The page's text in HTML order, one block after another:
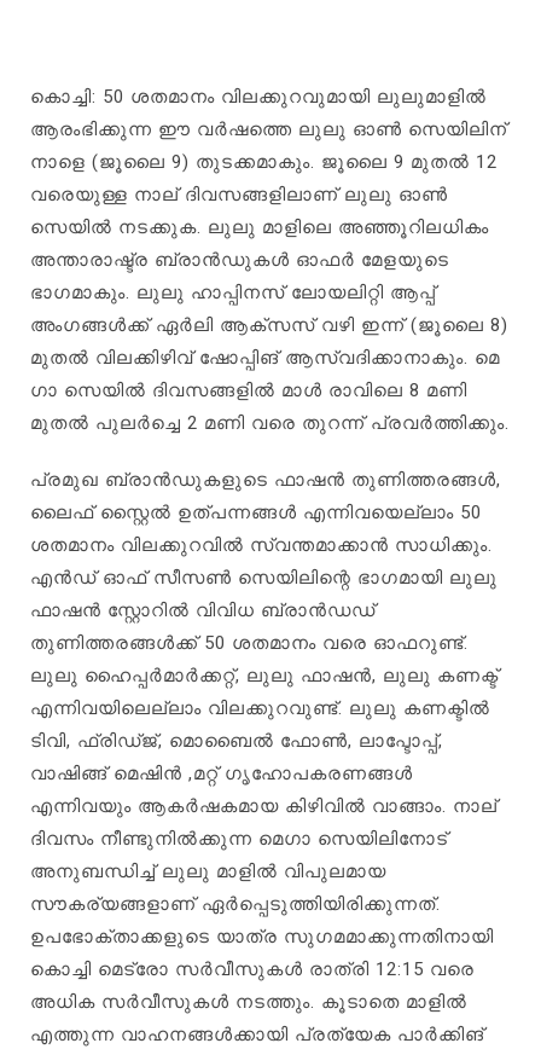
കൊച്ചി: 50 ശതമാനം വിലക്കുറവുമായി ലുലുമാളിൽ‍
ആരംഭിക്കുന്ന ഈ വർഷത്തെ ലുലു ഓൺ സെയിലിന്
നാളെ (ജൂലൈ 9) തുടക്കമാകും. ജൂലൈ 9 മുതൽ 12
വരെയുള്ള നാല് ദിവസങ്ങളിലാണ് ലുലു ഓൺ
സെയിൽ നടക്കുക. ലുലു മാളിലെ അഞ്ഞൂറിലധികം
അന്താരാഷ്ട്ര ബ്രാൻഡുകൾ ഓഫർ മേളയുടെ
ഭാഗമാകും. ലുലു ഹാപ്പിനസ് ലോയലിറ്റി ആപ്പ്
അംഗങ്ങൾക്ക് ഏർലി ആക്‌സസ് വഴി ഇന്ന് (ജൂലൈ 8)
മുതൽ ‌വിലക്കിഴിവ് ഷോപ്പിങ് ആസ്വദിക്കാനാകും. മെ​
ഗാ സെയിൽ ദിവസങ്ങളിൽ മാൾ രാവിലെ 8 മണി
മുതൽ പുലർച്ചെ 2 മണി വരെ തുറന്ന് പ്രവർത്തിക്കും.
പ്രമുഖ ബ്രാൻഡുകളുടെ ഫാഷൻ തുണിത്തരങ്ങൾ,
ലൈഫ് സ്റ്റൈൽ ഉത്പന്നങ്ങൾ എന്നിവയെല്ലാം 50
ശതമാനം വിലക്കുറവിൽ സ്വന്തമാക്കാൻ സാധിക്കും.
എൻഡ് ഓഫ് സീസൺ സെയിലിന്റെ ഭാഗമായി ലുലു
ഫാഷൻ സ്റ്റോറിൽ വിവിധ ബ്രാൻഡഡ്
തുണിത്തരങ്ങൾക്ക് 50 ശതമാനം വരെ ഓഫറുണ്ട്.
ലുലു ഹൈപ്പർമാർക്കറ്റ്, ലുലു ഫാഷൻ, ലുലു കണക്ട്
എന്നിവയിലെല്ലാം വിലക്കുറവുണ്ട്. ലുലു കണക്ടിൽ
ടിവി, ഫ്രിഡ്ജ്, മൊബൈൽ ഫോൺ, ലാപ്ടോപ്പ്,
വാഷിങ്ങ് മെഷിൻ ,മറ്റ് ​ഗൃഹോപകരണങ്ങൾ
എന്നിവയും ആകർഷകമായ കിഴിവിൽ വാങ്ങാം. നാല്
ദിവസം നീണ്ടുനിൽക്കുന്ന മെഗാ സെയിലിനോട്
അനുബന്ധിച്ച് ലുലു മാളിൽ വിപുലമായ
സൗകര്യങ്ങളാണ് ഏർപ്പെടുത്തിയിരിക്കുന്നത്.
ഉപഭോക്താക്കളുടെ യാത്ര സുഗമമാക്കുന്നതിനായി
കൊച്ചി മെട്രോ സർവീസുകൾ രാത്രി 12:15 വരെ
അധിക സർവീസുകൾ നടത്തും. കൂടാതെ മാളിൽ
എത്തുന്ന വാഹനങ്ങൾക്കായി പ്രത്യേക പാർക്കിങ്